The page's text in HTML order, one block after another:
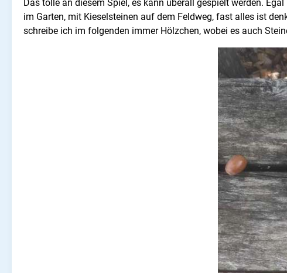
Das tolle an diesem Spiel, es kann überall gespielt werden.
im Garten, mit Kieselsteinen auf dem Feldweg, fast alles ist
schreibe ich im folgenden immer Hölzchen, wobei es auch